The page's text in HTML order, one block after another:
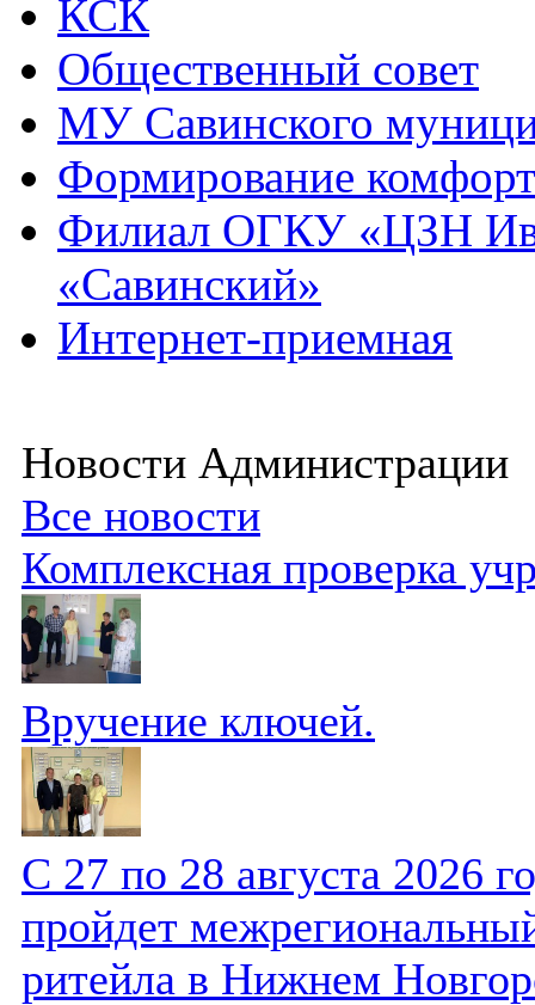
КСК
Общественный совет
МУ Савинского
Формирование
Филиал ОГКУ «ЦЗН
«Савинский»
Интернет-приемная
Новости Администрации
Все новости
Комплексная проверка
Вручение ключей.
С 27 по 28 августа 2026
пройдет
ритейла в Нижнем